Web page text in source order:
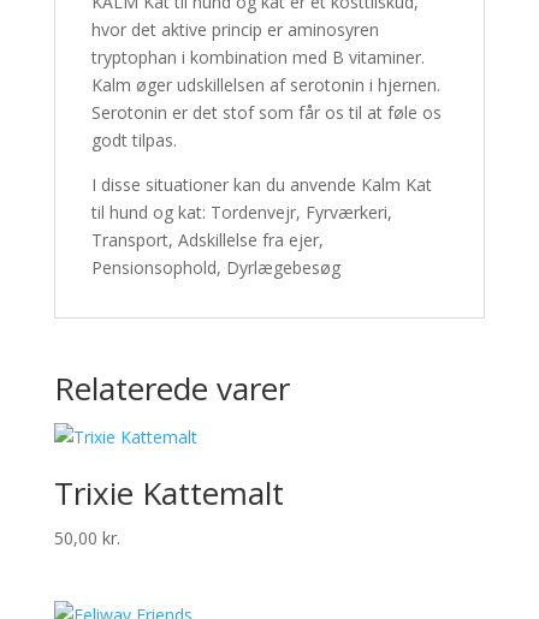
hvor det aktive princip er aminosyren
tryptophan i kombination med B vitaminer.
Kalm øger udskillelsen af serotonin i hjernen.
Serotonin er det stof som får os til at føle os
godt tilpas.
I disse situationer kan du anvende Kalm Kat
til hund og kat: Tordenvejr, Fyrværkeri,
Transport, Adskillelse fra ejer,
Pensionsophold, Dyrlægebesøg
Relaterede varer
Trixie Kattemalt
50,00 kr.